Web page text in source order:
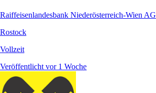
Raiffeisenlandesbank Niederösterreich-Wien AG
Rostock
Vollzeit
Veröffentlicht vor 1 Woche